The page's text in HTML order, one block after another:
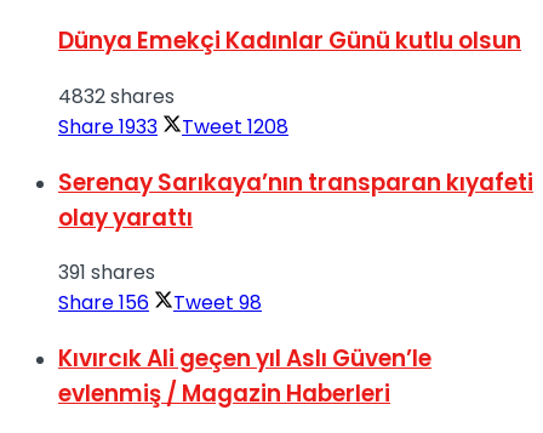
Dünya Emekçi Kadınlar Günü kutlu olsun
4832 shares
Share1933 Tweet 1208
Serenay Sarıkaya’nın transparan kıyafeti
olay yarattı
391 shares
Share156 Tweet 98
Kıvırcık Ali geçen yıl Aslı Güven’le
evlenmiş / Magazin Haberleri